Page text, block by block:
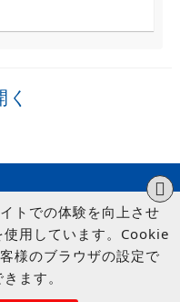
トでの体験を向上させ
用しています。Cookie
様のブラウザの設定で
ます。